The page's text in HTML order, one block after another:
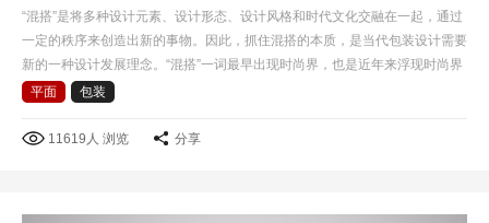
“混搭”是将多种设计元素、设计形态、设计风格和时代文化交融在一起，通过
一定的秩序来创造出新的事物。因此，抓住混搭的本质，是当代包装设计需要
新的一种设计发展理念。“混搭”一词最早出现时尚界，也是近年来浮现时尚界
的一个专业名词，混搭风格是后现代主义衍生的一种艺…
平面 包装
11619人 浏览 分享